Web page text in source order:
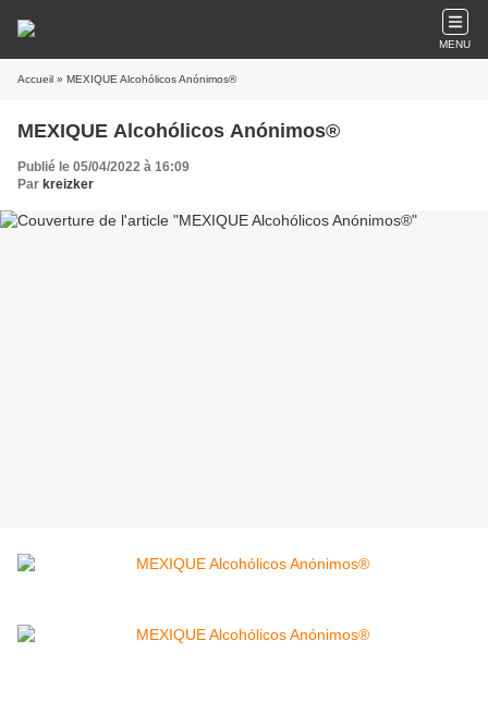
MENU
Accueil » MEXIQUE Alcohólicos Anónimos®
MEXIQUE Alcohólicos Anónimos®
Publié le 05/04/2022 à 16:09
Par kreizker